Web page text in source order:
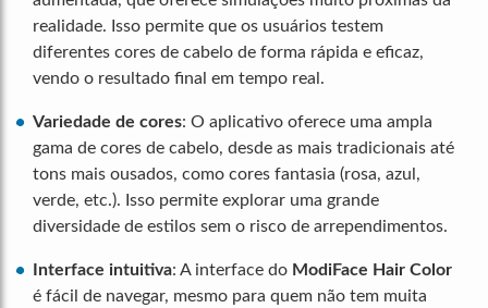
realidade. Isso permite que os usuários testem
diferentes cores de cabelo de forma rápida e eficaz,
vendo o resultado final em tempo real.
Variedade de cores: O aplicativo oferece uma ampla
gama de cores de cabelo, desde as mais tradicionais até
tons mais ousados, como cores fantasia (rosa, azul,
verde, etc.). Isso permite explorar uma grande
diversidade de estilos sem o risco de arrependimentos.
Interface intuitiva: A interface do ModiFace Hair Color
é fácil de navegar, mesmo para quem não tem muita